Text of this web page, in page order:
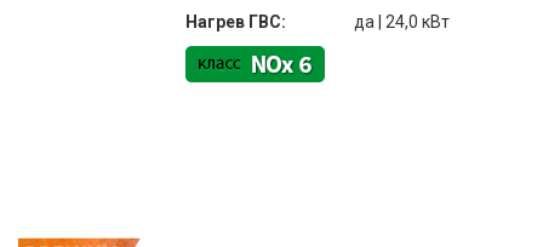
Нагрев ГВС: да | 24,0 кВт